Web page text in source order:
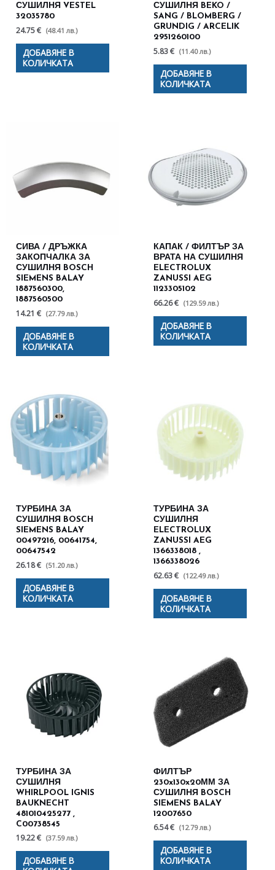
СУШИЛНЯ VESTEL
32035780
24.75 € (48.41 лв.)
ДОБАВЯНЕ В
КОЛИЧКАТА
СУШИЛНЯ BEKO /
SANG / BLOMBERG /
GRUNDIG / ARCELIK
2951260100
5.83 € (11.40 лв.)
ДОБАВЯНЕ В
КОЛИЧКАТА
СИВА / ДРЪЖКА
ЗАКОПЧАЛКА ЗА
СУШИЛНЯ BOSCH
SIEMENS BALAY
1887560300,
1887560500
14.21 € (27.79 лв.)
ДОБАВЯНЕ В
КОЛИЧКАТА
КАПАК / ФИЛТЪР ЗА
ВРАТА НА СУШИЛНЯ
ELECTROLUX
ZANUSSI AEG
1123305102
66.26 € (129.59 лв.)
ДОБАВЯНЕ В
КОЛИЧКАТА
ТУРБИНА ЗА
СУШИЛНЯ BOSCH
SIEMENS BALAY
00497216, 00641754,
00647542
26.18 € (51.20 лв.)
ДОБАВЯНЕ В
КОЛИЧКАТА
ТУРБИНА ЗА
СУШИЛНЯ
ELECTROLUX
ZANUSSI AEG
1366338018 ,
1366338026
62.63 € (122.49 лв.)
ДОБАВЯНЕ В
КОЛИЧКАТА
ТУРБИНА ЗА
СУШИЛНЯ
WHIRLPOOL IGNIS
BAUKNECHT
481010425277 ,
C00738545
19.22 € (37.59 лв.)
ДОБАВЯНЕ В
ФИЛТЪР
230x130x20ММ ЗА
СУШИЛНЯ BOSCH
SIEMENS BALAY
12007650
6.54 € (12.79 лв.)
ДОБАВЯНЕ В
КОЛИЧКАТА